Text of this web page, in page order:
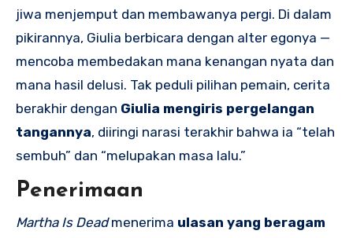
jiwa menjemput dan membawanya pergi. Di dalam
pikirannya, Giulia berbicara dengan alter egonya —
mencoba membedakan mana kenangan nyata dan
mana hasil delusi. Tak peduli pilihan pemain, cerita
berakhir dengan Giulia mengiris pergelangan
tangannya, diiringi narasi terakhir bahwa ia “telah
sembuh” dan “melupakan masa lalu.”
Penerimaan
Martha Is Deadmenerima ulasan yang beragam